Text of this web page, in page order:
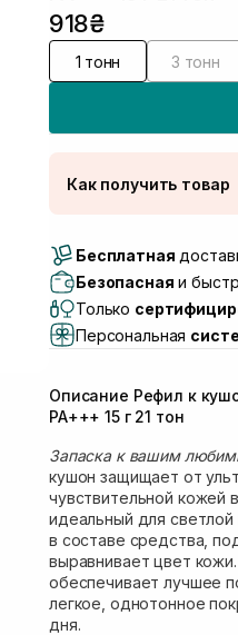
918₴
1 тонн 3 тонн
Как получить товар
Самовывоз г.
Самовывоз г.
Самовывоз
Самовывоз г.
Самовывоз г.
Бесплатная
Безопасная и
Только
Персональная
Описание Рефил к
PA+++ 15 г 21 тон
Запаска к вашим
кушон защищает от
чувствительной кожей
идеальный для
в составе средства,
выравнивает цвет
обеспечивает лучшее
легкое, однотонное
дня.